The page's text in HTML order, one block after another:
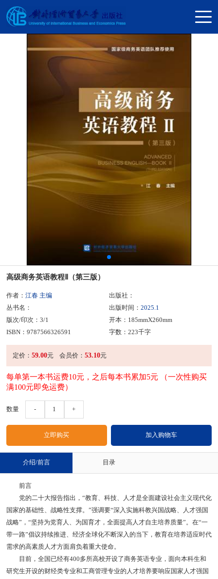
高级商务英语教程Ⅱ（第三版）
作者： 江春 主编
出版社：
丛书名：
出版时间： 2025.1
版次/印次：3/1
开本：185mmX260mm
ISBN：9787566326591
字数：223千字
定价： 59.00元 会员价：53.10元
每单第一本书运费10元，之后每本书累加5元 （一次性购买
满100元即免运费）
数量 - 1 +
介绍/前言 目录
前言
党的二十大报告指出，“教育、科技、人才是全面建设社会主义现代化
国家的基础性、战略性支撑。”强调要“深入实施科教兴国战略、人才强国
战略”，“坚持为党育人、为国育才，全面提高人才自主培养质量”。在“一
带一路”倡议持续推进、经济全球化不断深入的当下，教育在培养适应时代
需求的高素质人才方面肩负着重大使命。
目前，全国已经有400多所高校开设了商务英语专业，面向本科生和
研究生开设的财经类专业和工商管理专业的人才培养要响应国家人才强国